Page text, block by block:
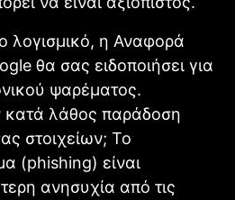
λογισμικό, η Αναφορά
θα σας ειδοποιήσει για
ψαρέματος.
κατά λάθος παράδοση
στοιχείων; Το
(phishing) είναι
ανησυχία από τις